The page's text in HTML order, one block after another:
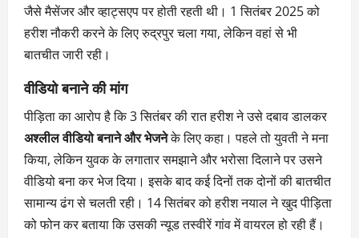
जैसे मैसेंजर और व्हाट्सएप पर होती रहती थी। 1 सितंबर 2025 को
हरीश नौकरी करने के लिए रुद्रपुर चला गया, लेकिन वहां से भी
बातचीत जारी रही।
वीडियो बनाने की मांग
पीड़िता का आरोप है कि 3 सितंबर की रात हरीश ने उसे दबाव डालकर
अश्लील वीडियो बनाने और भेजनेके लिए कहा। पहले तो युवती ने मना
किया, लेकिन युवक के लगातार समझाने और भरोसा दिलाने पर उसने
वीडियो बना कर भेज दिया। इसके बाद कई दिनों तक दोनों की बातचीत
सामान्य ढंग से चलती रही। 14 सितंबर को हरीश नयाल ने खुद पीड़िता
को फोन कर बताया कि उसकी न्यूड तस्वीरें गांव में वायरल हो रही हैं।